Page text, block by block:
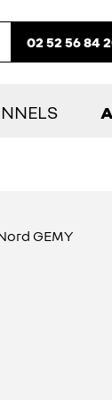
02 52 56 84
D'OCCASION
GEMY